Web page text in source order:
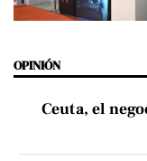
OPINIÓN
Ceuta, el